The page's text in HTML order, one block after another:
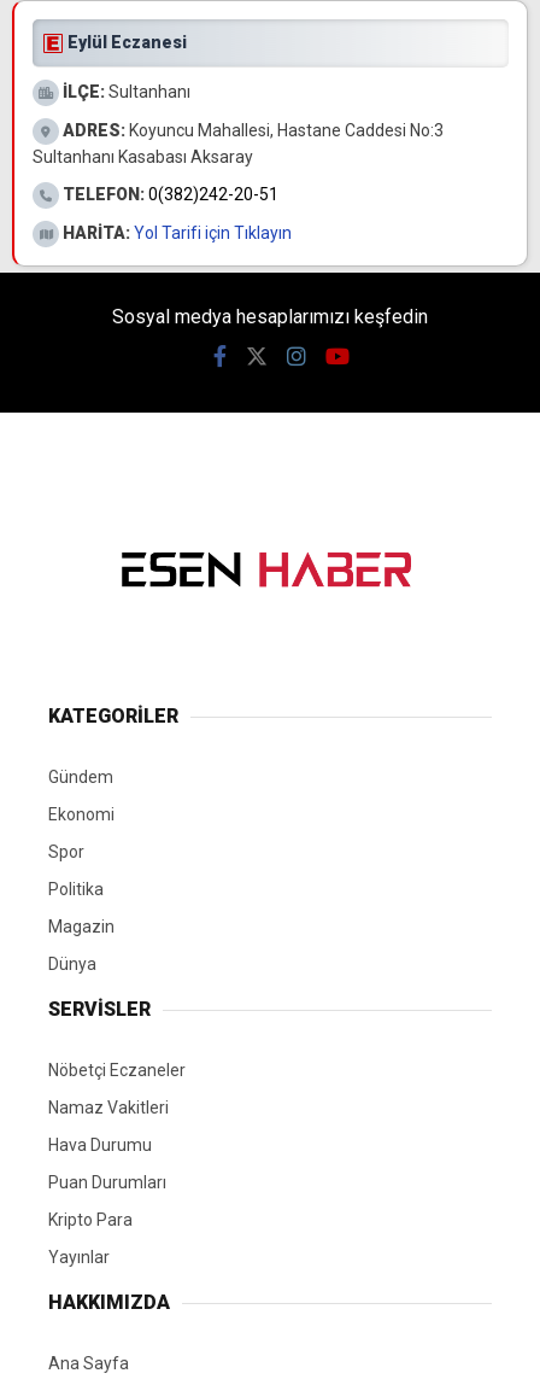
Eylül Eczanesi
İLÇE:Sultanhanı
ADRES: Koyuncu Mahallesi, Hastane Caddesi No:3
Sultanhanı Kasabası Aksaray
TELEFON:0(382)242-20-51
HARİTA:Yol Tarifi için Tıklayın
Sosyal medya hesaplarımızı keşfedin
KATEGORİLER
Gündem
Ekonomi
Spor
Politika
Magazin
Dünya
SERVİSLER
Nöbetçi Eczaneler
Namaz Vakitleri
Hava Durumu
Puan Durumları
Kripto Para
Yayınlar
HAKKIMIZDA
Ana Sayfa